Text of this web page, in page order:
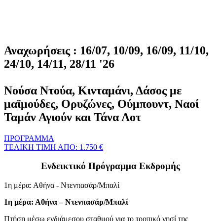
Αναχωρήσεις : 16/07, 10/09, 16/09, 11/10,
24/10, 14/11, 28/11 '26
Νούσα Ντούα, Κινταμάνι, Δάσος με
μαϊμούδες, Ορυζώνες, Ούμπουντ, Ναοί
Ταμάν Αγιούν και Τάνα Λοτ
ΠΡΟΓΡΑΜΜΑ
ΤΕΛΙΚΗ ΤΙΜΗ ΑΠΟ: 1.750 €
Ενδεικτικό Πρόγραμμα Εκδρομής
1η μέρα: Αθήνα - Ντενπασάρ/Μπαλί
1η μέρα: Αθήνα – Ντενπασάρ/Μπαλί
Πτήση μέσω ενδιάμεσου σταθμού για το τροπικό νησί της